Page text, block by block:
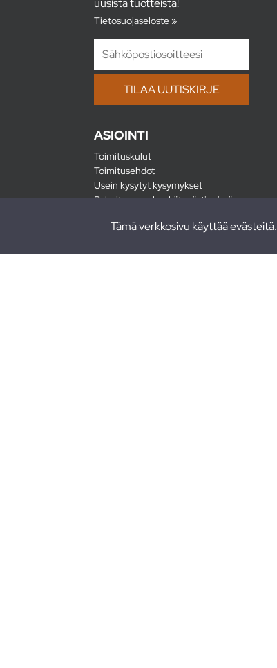
uusista tuotteista!
Tietosuojaseloste »
ASIOINTI
Toimituskulut
Toimitusehdot
Usein kysytyt kysymykset
Rahoitus - maksa kätevästi erissä
Tämä verkkosivu käyttää evästeitä.